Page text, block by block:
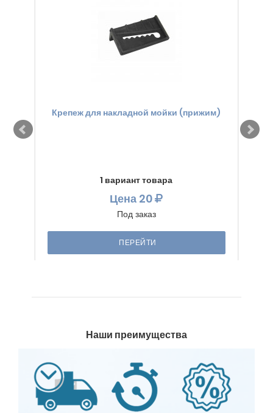
Крепеж для накладной мойки (прижим)
1 вариант товара
Цена 20
Под заказ
ПЕРЕЙТИ
Наши преимущества